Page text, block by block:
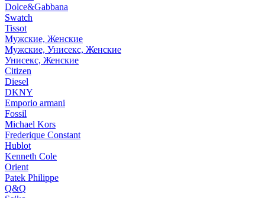
Dolce&Gabbana
Swatch
Tissot
Мужские, Женские
Мужские, Унисекс, Женские
Унисекс, Женские
Citizen
Diesel
DKNY
Emporio armani
Fossil
Michael Kors
Frederique Constant
Hublot
Kenneth Cole
Orient
Patek Philippe
Q&Q